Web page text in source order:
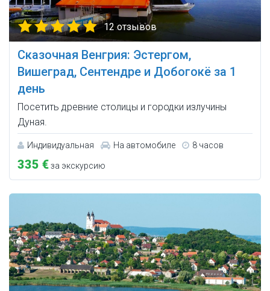
12 отзывов
Сказочная Венгрия: Эстергом,
Вишеград, Сентендре и Добогокё за 1
день
Посетить древние столицы и городки излучины
Дуная.
Индивидуальная На автомобиле 8 часов
335 €за экскурсию